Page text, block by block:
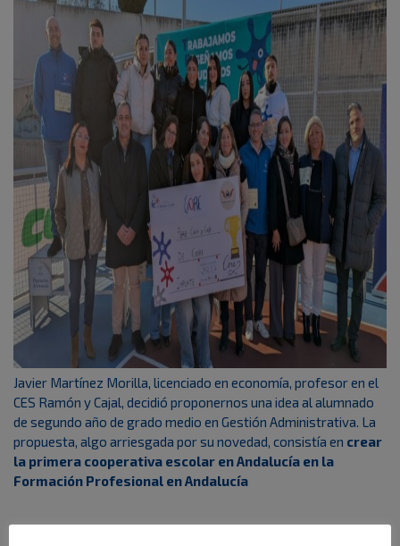
Javier Martínez Morilla, licenciado en economía, profesor en el
CES Ramón y Cajal, decidió proponernos una idea al alumnado
de segundo año de grado medio en Gestión Administrativa. La
propuesta, algo arriesgada por su novedad, consistía en crear
la primera cooperativa escolar en Andalucía en la
Formación Profesional en Andalucía